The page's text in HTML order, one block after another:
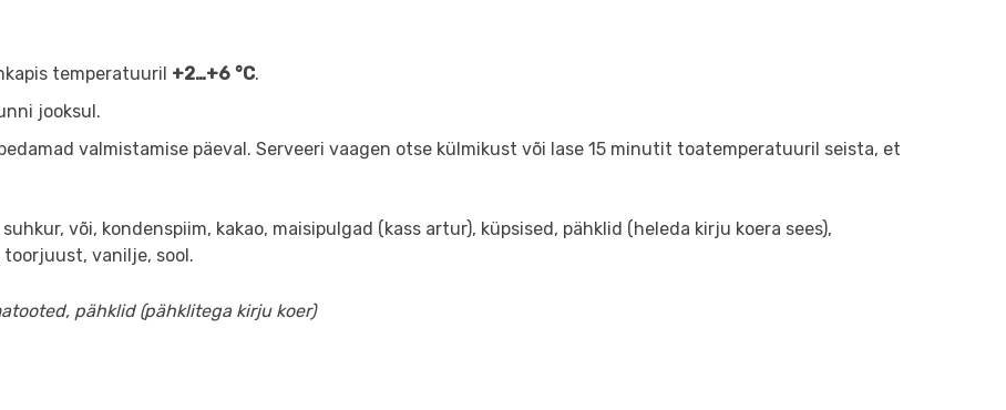
temperatuuril +2…+6 °C.
jooksul.
valmistamise päeval. Serveeri vaagen otse külmikust või lase 15 minutit toatemperatuuril seista, et
või, kondenspiim, kakao, maisipulgad (kass artur), küpsised, pähklid (heleda kirju koera sees),
vanilje, sool.
pähklid (pähklitega kirju koer)